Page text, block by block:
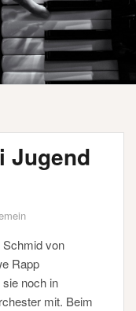
Jugend
von
Rapp
noch in
mit. Beim